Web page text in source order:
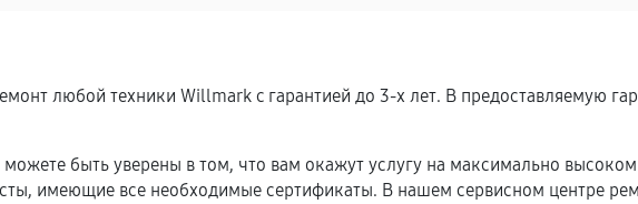
любой техники Willmark c гарантией до 3-х лет. В предоставляемую
быть уверены в том, что вам окажут услугу на максимально
имеющие все необходимые сертификаты. В нашем сервисном центре